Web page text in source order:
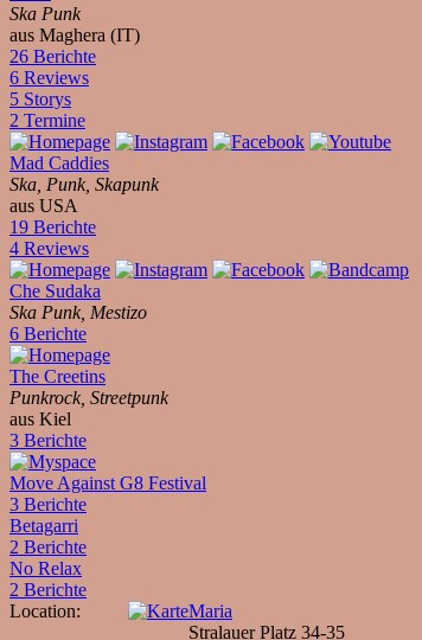
Ska Punk
aus Maghera (IT)
26 Berichte
6 Reviews
5 Storys
2 Termine
Mad Caddies
Ska, Punk, Skapunk
aus USA
19 Berichte
4 Reviews
Che Sudaka
Ska Punk, Mestizo
6 Berichte
The Creetins
Punkrock, Streetpunk
aus Kiel
3 Berichte
Move Against G8 Festival
3 Berichte
Betagarri
2 Berichte
No Relax
2 Berichte
Location:
Maria
Stralauer Platz 34-35